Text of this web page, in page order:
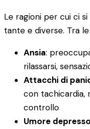
Le ragioni per cui ci
tante e diverse. Tra
Ansia:
rilassarsi,
Attacchi di
con tachicardia,
controllo
Umore depresso